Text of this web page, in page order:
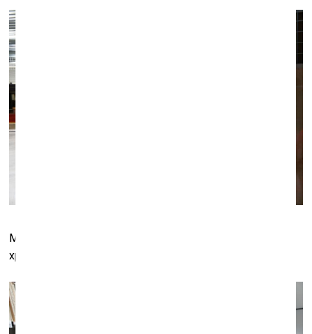
Музей – это не только выставочные, залы, но и
хранилище...